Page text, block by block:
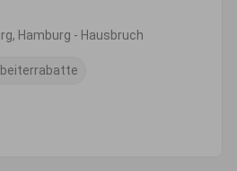
Hamburg - Hausbruch